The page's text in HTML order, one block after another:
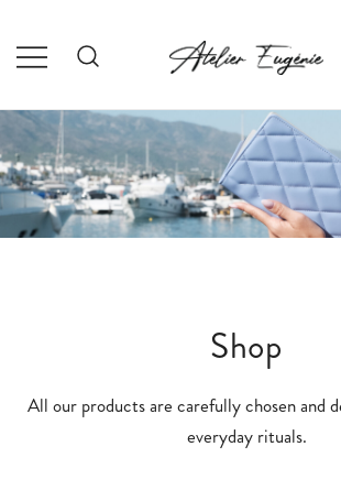
content
Shop
All our products are carefully chosen and
everyday rituals.